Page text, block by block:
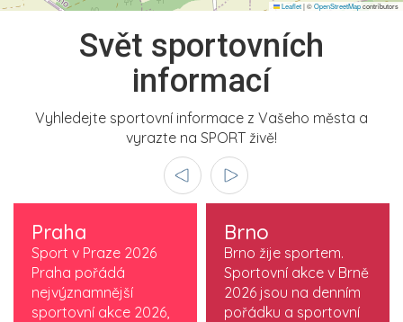
Leaflet|©OpenStreetMapcontributors
Svět sportovních
informací
Vyhledejte sportovní informace z Vašeho města a
vyrazte na SPORT živě!
Praha
Sport v Praze 2026
Praha pořádá
nejvýznamnější
sportovní akce 2026,
Brno
Brno žije sportem.
Sportovní akce v Brně
2026 jsou na denním
pořádku a sportovní